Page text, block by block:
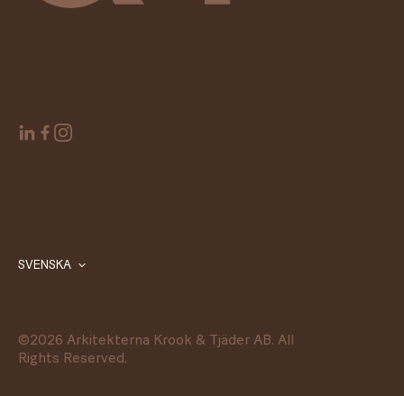
©2026 Arkitekterna Krook & Tjäder AB. All
Rights Reserved.
SVENSKA